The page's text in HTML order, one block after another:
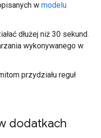
w modelu
dłużej niż 30 sekund.
wykonywanego w
przydziału reguł
dodatkach